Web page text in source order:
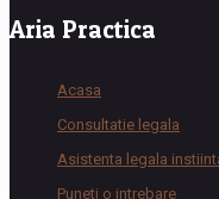
Aria Practica
Acasa
Consultatie legala
Asistenta legala
Puneti o intrebare